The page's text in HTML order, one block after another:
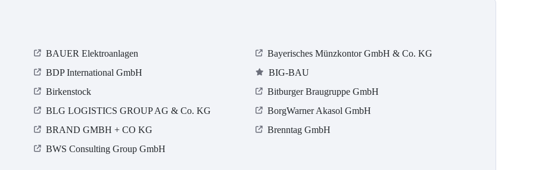
BAUER Elektroanlagen
Bayerisches Münzkontor GmbH & Co. KG
BDP International GmbH
BIG-BAU
Birkenstock
Bitburger Braugruppe GmbH
BLG LOGISTICS GROUP AG & Co. KG
BorgWarner Akasol GmbH
BRAND GMBH + CO KG
Brenntag GmbH
BWS Consulting Group GmbH